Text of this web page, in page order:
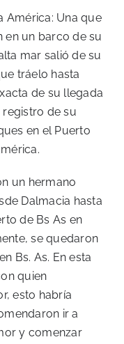
América: Una que
en un barco de su
mar salió de su
tráelo hasta
de su llegada
registro de su
en el Puerto
un hermano
Dalmacia hasta
de Bs As en
se quedaron
Bs. As. En esta
quien
esto habría
ir a
y comenzar